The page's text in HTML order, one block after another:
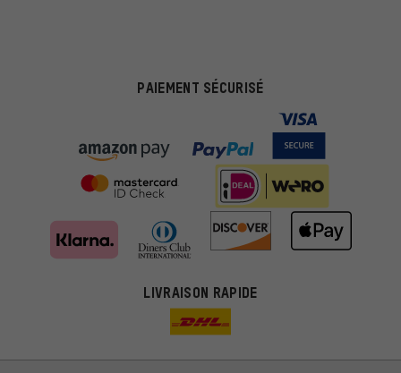
PAIEMENT SÉCURISÉ
LIVRAISON RAPIDE